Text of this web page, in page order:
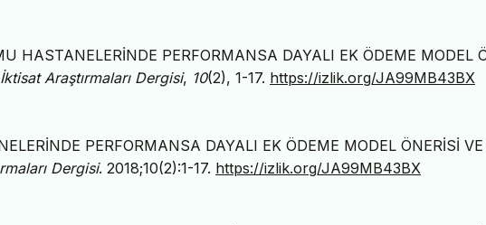
HASTANELERİNDE PERFORMANSA DAYALI EK ÖDEME MODEL
Araştırmaları Dergisi, 10(2), 1-17. https://izlik.org/JA99MB43BX
PERFORMANSA DAYALI EK ÖDEME MODEL ÖNERİSİ
Dergisi. 2018;10(2):1-17. https://izlik.org/JA99MB43BX